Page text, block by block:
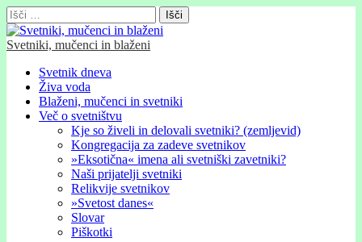
Išči:
Svetniki, mučenci in blaženi
Glavni
meni
Skip
content
Svetnik dneva
Živa voda
Blaženi, mučenci in svetniki
Več o svetništvu
Kje so živeli in delovali svetniki? (zemljevid)
Kongregacija za zadeve svetnikov
»Eksotična« imena ali svetniški zavetniki?
Naši prijatelji svetniki
Relikvije svetnikov
»Svetost danes«
Slovar
Piškotki